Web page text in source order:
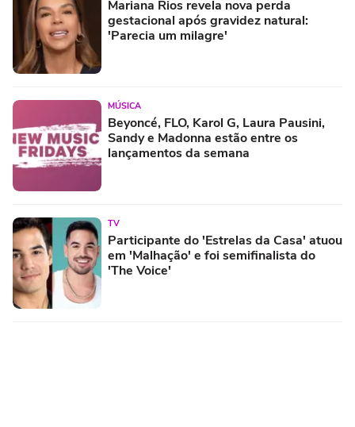
Mariana Rios revela nova perda
gestacional após gravidez natural:
'Parecia um milagre'
MÚSICA
Beyoncé, FLO, Karol G, Laura Pausini,
Sandy e Madonna estão entre os
lançamentos da semana
TV
Participante do 'Estrelas da Casa' atuou
em 'Malhação' e foi semifinalista do
'The Voice'